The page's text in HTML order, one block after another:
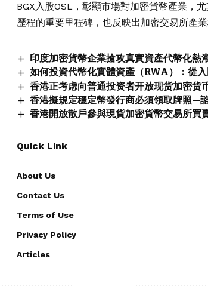
BGX入股OSL，彰顯市場對加密貨幣產業，
歷程的重要里程碑，也反映出加密交易所產業
印度加密貨幣企業搶攻真實資產代幣化熱
如何投資代幣化實體資產（RWA）：從
香港正考虑向普通投资者开放现货加密货
香港擬規定穩定幣發行商必須領取牌照—
香港開放散戶參與現貨加密貨幣交易所買
Quick Link
About Us
Contact Us
Terms of Use
Privacy Policy
Articles